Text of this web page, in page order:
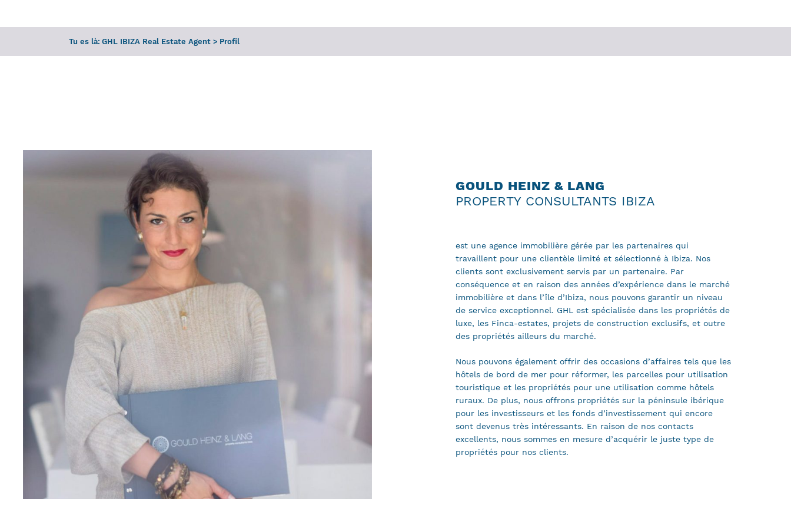
Tu es là: GHL IBIZA Real Estate Agent > Profil
GOULD HEINZ & LANG
PROPERTY CONSULTANTS IBIZA
est une agence immobilière gérée par les partenaires qui
travaillent pour une clientèle limité et sélectionné à Ibiza. Nos
clients sont exclusivement servis par un partenaire. Par
conséquence et en raison des années d’expérience dans le marché
immobilière et dans l’île d’Ibiza, nous pouvons garantir un niveau
de service exceptionnel. GHL est spécialisée dans les propriétés de
luxe, les Finca-estates, projets de construction exclusifs, et outre
des propriétés ailleurs du marché.
Nous pouvons également offrir des occasions d’affaires tels que les
hôtels de bord de mer pour réformer, les parcelles pour utilisation
touristique et les propriétés pour une utilisation comme hôtels
ruraux. De plus, nous offrons propriétés sur la péninsule ibérique
pour les investisseurs et les fonds d’investissement qui encore
sont devenus très intéressants. En raison de nos contacts
excellents, nous sommes en mesure d’acquérir le juste type de
propriétés pour nos clients.